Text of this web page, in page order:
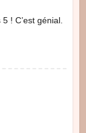
! C’est génial.